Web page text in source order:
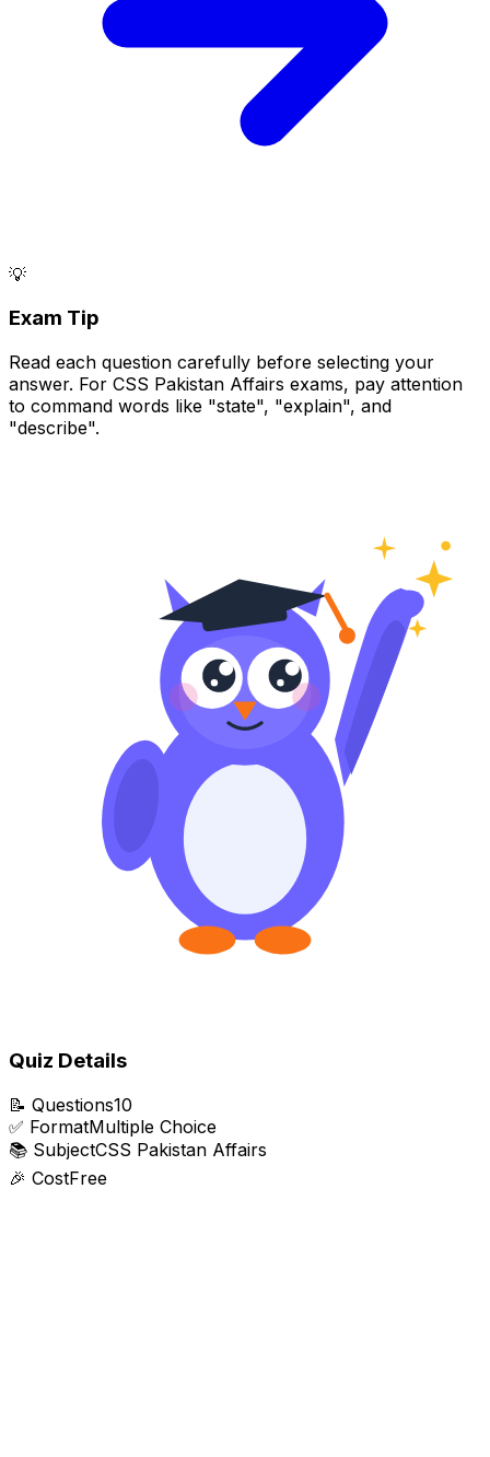
💡
Exam Tip
Read each question carefully before selecting your
answer. For CSS Pakistan Affairs exams, pay attention
to command words like "state", "explain", and
"describe".
Quiz Details
📝 Questions10
✅ FormatMultiple Choice
📚 SubjectCSS Pakistan Affairs
🎉 CostFree